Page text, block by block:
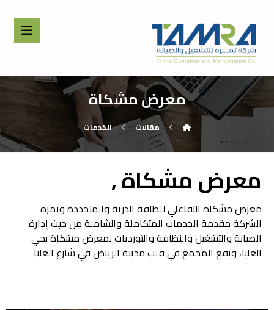
معرض مشكاة
مقالات الخدمات
معرض مشكاة ,
معرض مشكاة التفاعلي للطاقة الذرية والمتجددة وتمره
الشركة مقدمة الخدمات المتكاملة والشاملة من حيث إدارة
الصيانة والتشغيل والنظافة والتورديات لمعرض مشكاة بحي
العليا، ويقع المجمع في قلب مدينة الرياض في شارع العليا